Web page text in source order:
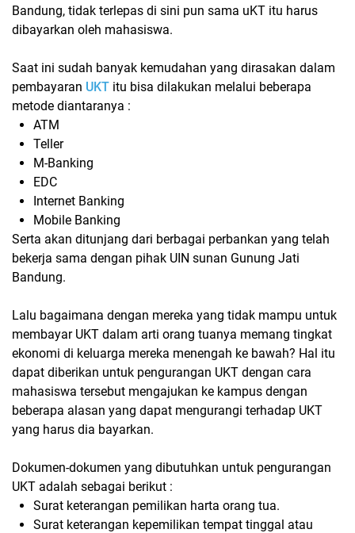
Bandung, tidak terlepas di sini pun sama uKT itu harus
dibayarkan oleh mahasiswa.
Saat ini sudah banyak kemudahan yang dirasakan dalam
pembayaran UKT itu bisa dilakukan melalui beberapa
metode diantaranya :
ATM
Teller
M-Banking
EDC
Internet Banking
Mobile Banking
Serta akan ditunjang dari berbagai perbankan yang telah
bekerja sama dengan pihak UIN sunan Gunung Jati
Bandung.
Lalu bagaimana dengan mereka yang tidak mampu untuk
membayar UKT dalam arti orang tuanya memang tingkat
ekonomi di keluarga mereka menengah ke bawah? Hal itu
dapat diberikan untuk pengurangan UKT dengan cara
mahasiswa tersebut mengajukan ke kampus dengan
beberapa alasan yang dapat mengurangi terhadap UKT
yang harus dia bayarkan.
Dokumen-dokumen yang dibutuhkan untuk pengurangan
UKT adalah sebagai berikut :
Surat keterangan pemilikan harta orang tua.
Surat keterangan kepemilikan tempat tinggal atau